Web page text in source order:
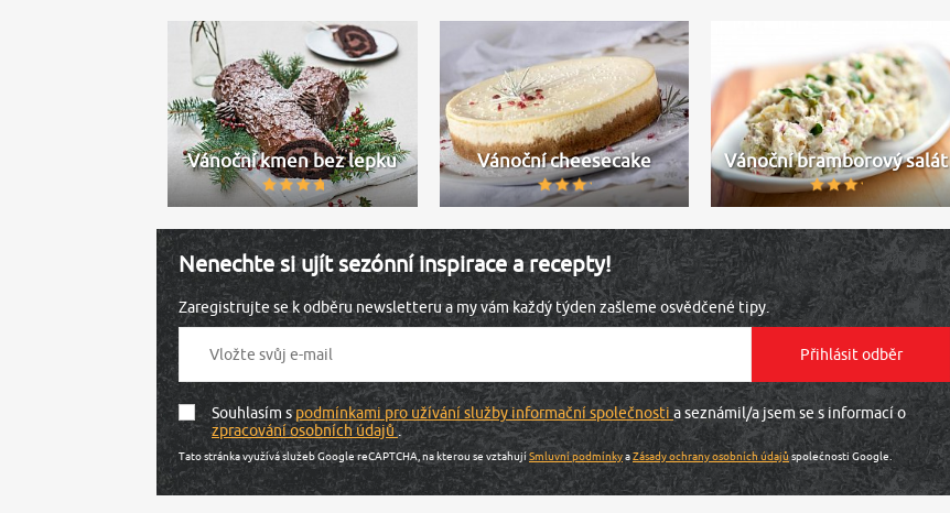
Vánoční kmen bez lepku Vánoční cheesecake Vánoční bramborový salát
Nenechte si ujít sezónní inspirace a recepty!
Zaregistrujte se k odběru newsletteru a my vám každý týden zašleme osvědčené tipy.
Souhlasím spodmínkami pro užívání služby informační společnosti a seznámil/a jsem se s informací o
zpracování osobních údajů.
Tato stránka využívá služeb Google reCAPTCHA, na kterou se vztahujíSmluvní podmínkyaZásady ochrany osobních údajůspolečnosti Google.